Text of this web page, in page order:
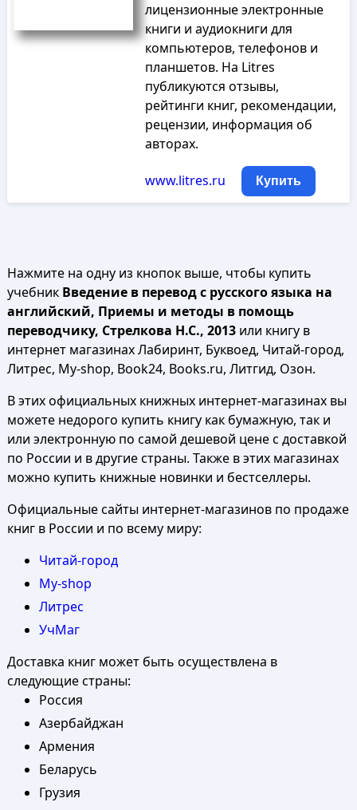
лицензионные электронные
книги и аудиокниги для
компьютеров, телефонов и
планшетов. На Litres
публикуются отзывы,
рейтинги книг, рекомендации,
рецензии, информация об
авторах.
www.litres.ru Купить
Нажмите на одну из кнопок выше, чтобы купить
учебник Введение в перевод с русского языка на
английский, Приемы и методы в помощь
переводчику, Стрелкова Н.С., 2013или книгу в
интернет магазинах Лабиринт, Буквоед, Читай-город,
Литрес, My-shop, Book24, Books.ru, Литгид, Озон.
В этих официальных книжных интернет-магазинах вы
можете недорого купить книгу как бумажную, так и
или электронную по самой дешевой цене с доставкой
по России и в другие страны. Также в этих магазинах
можно купить книжные новинки и бестселлеры.
Официальные сайты интернет-магазинов по продаже
книг в России и по всему миру:
Читай-город
My-shop
Литрес
УчМаг
Доставка книг может быть осуществлена в
следующие страны:
Россия
Азербайджан
Армения
Беларусь
Грузия